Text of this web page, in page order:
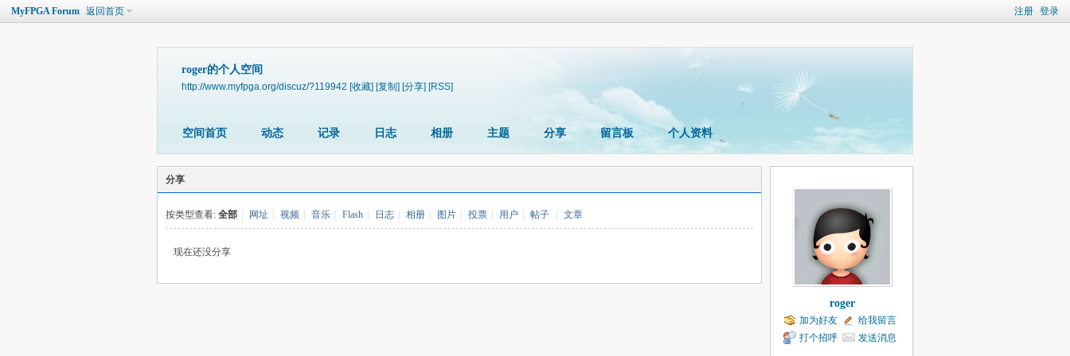
注册 登录
MyFPGA Forum 返回首页
roger的个人空间
http://www.myfpga.org/discuz/?119942 [收藏] [复制] [分享] [RSS]
空间首页 动态 记录 日志 相册 主题 分享 留言板 个人资料
分享
按类型查看: 全部 网址 视频 音乐 Flash 日志 相册 图片 投票 用户 帖子 文章
现在还没分享
roger
加为好友
给我留言
打个招呼
发送消息